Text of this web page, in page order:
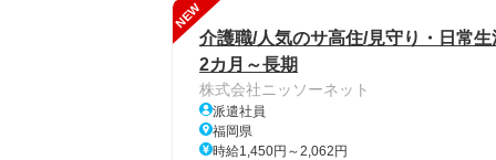
NEW
介護職/人気のサ高住/見守り・日常
2カ月～長期
株式会社ニッソーネット
派遣社員
福岡県
時給1,450円～2,062円